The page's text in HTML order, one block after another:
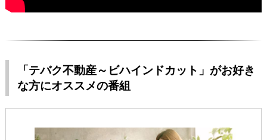
「テバク不動産～ビハインドカット」がお好き
な方にオススメの番組